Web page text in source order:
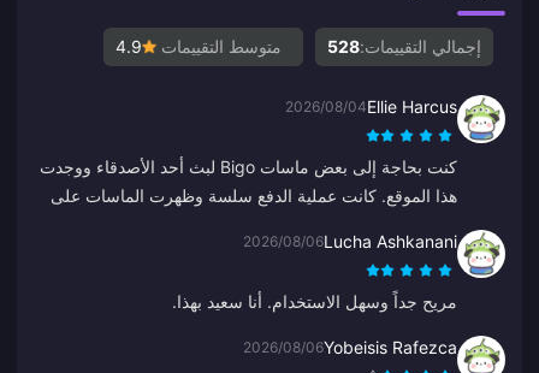
إجمالي التقييمات:528 متوسط التقييمات 4.9
Ellie Harcus
2026/08/04
كنت بحاجة إلى بعض ماسات Bigo لبث أحد الأصدقاء ووجدت
هذا الموقع. كانت عملية الدفع سلسة وظهرت الماسات على
Lucha Ashkanani
2026/08/06
مريح جداً وسهل الاستخدام. أنا سعيد بهذا.
Yobeisis Rafezca
2026/08/06